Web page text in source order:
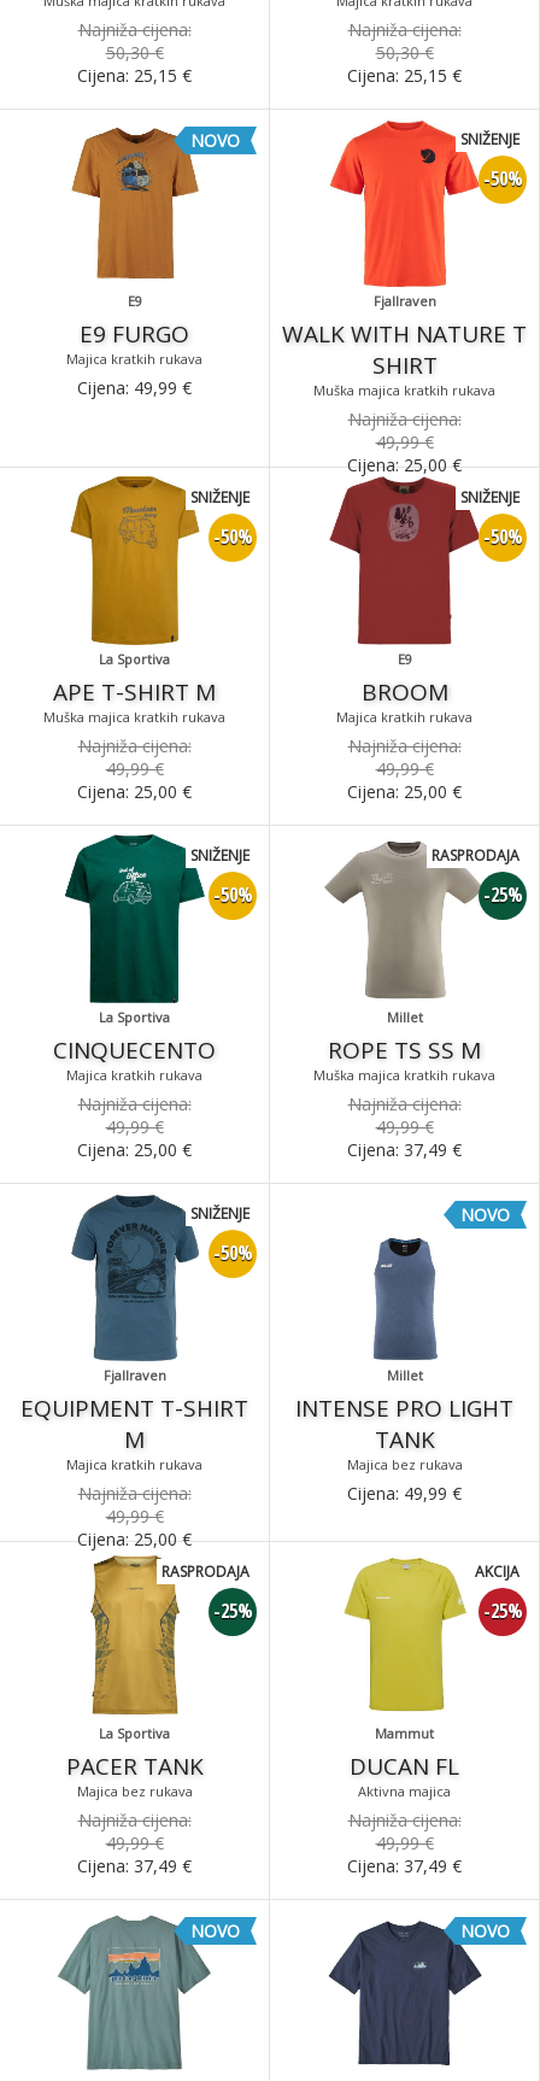
Najniža cijena:
50,30 €
Cijena: 25,15 €
Najniža cijena:
50,30 €
Cijena: 25,15 €
E9
E9 FURGO
Majica kratkih rukava
NOVO
Cijena: 49,99 €
Fjallraven
WALK WITH NATURE T
SHIRT
Muška majica kratkih rukava
-50%
SNIŽENJE
Najniža cijena:
49,99 €
Cijena:25,00€
La Sportiva
APE T-SHIRT M
Muška majica kratkih rukava
-50%
SNIŽENJE
Najniža cijena:
49,99 €
Cijena: 25,00 €
E9
BROOM
Majica kratkih rukava
-50%
SNIŽENJE
Najniža cijena:
49,99 €
Cijena: 25,00 €
La Sportiva
CINQUECENTO
Majica kratkih rukava
-50%
SNIŽENJE
Najniža cijena:
49,99 €
Cijena: 25,00 €
Millet
ROPE TS SS M
Muška majica kratkih rukava
-25%
RASPRODAJA
Najniža cijena:
49,99 €
Cijena: 37,49 €
Fjallraven
EQUIPMENT T-SHIRT
M
Majica kratkih rukava
-50%
SNIŽENJE
Najniža cijena:
49,99 €
Cijena:25,00€
Millet
INTENSE PRO LIGHT
TANK
Majica bez rukava
NOVO
Cijena: 49,99 €
La Sportiva
PACER TANK
Majica bez rukava
-25%
RASPRODAJA
Najniža cijena:
49,99 €
Cijena: 37,49 €
Mammut
DUCAN FL
Aktivna majica
-25%
AKCIJA
Najniža cijena:
49,99 €
Cijena: 37,49 €
NOVO NOVO